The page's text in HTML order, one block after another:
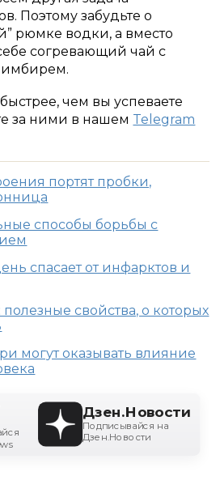
Поэтому забудьте о
рюмке водки, а вместо
согревающий чай с
чем вы успеваете
за ними в нашем Telegram
портят пробки,
способы борьбы с
спасает от инфарктов и
свойства, о которых
могут оказывать влияние
Дзен.Новости
Подписывайся на
Дзен.Новости